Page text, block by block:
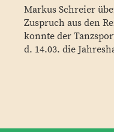
Markus Schreier
Zuspruch aus den
konnte der
d. 14.03. die